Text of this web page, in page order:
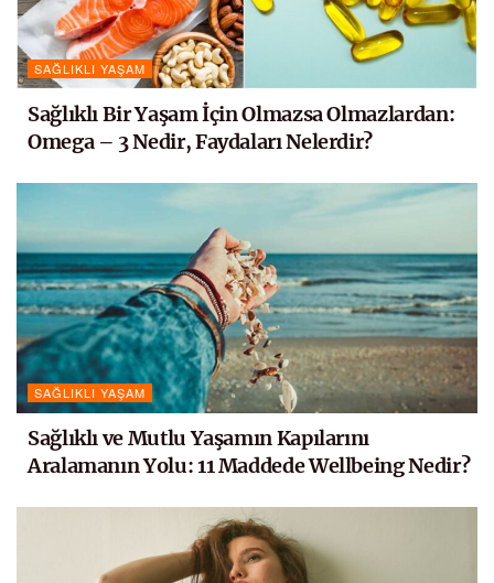
SAĞLIKLI YAŞAM
Sağlıklı Bir Yaşam İçin Olmazsa Olmazlardan:
Omega – 3 Nedir, Faydaları Nelerdir?
SAĞLIKLI YAŞAM
Sağlıklı ve Mutlu Yaşamın Kapılarını
Aralamanın Yolu: 11 Maddede Wellbeing Nedir?